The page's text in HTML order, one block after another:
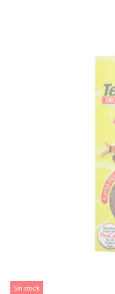
Sin stock